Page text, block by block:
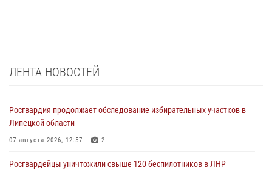
ЛЕНТА НОВОСТЕЙ
Росгвардия продолжает обследование избирательных участков в
Липецкой области
07 августа 2026, 12:57 2
Росгвардейцы уничтожили свыше 120 беспилотников в ЛНР